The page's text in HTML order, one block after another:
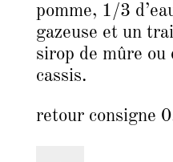
pomme, 1/3
gazeuse et un
sirop de mûre ou
cassis.
retour consigne